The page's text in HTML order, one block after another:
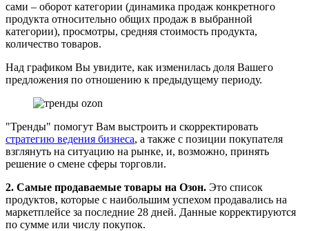
сами – оборот категории (динамика продаж конкретного
продукта относительно общих продаж в выбранной
категории), просмотры, средняя стоимость продукта,
количество товаров.
Над графиком Вы увидите, как изменилась доля Вашего
предложения по отношению к предыдущему периоду.
"Тренды" помогут Вам выстроить и скорректировать
стратегию ведения бизнеса, а также с позиции покупателя
взглянуть на ситуацию на рынке, и, возможно, принять
решение о смене сферы торговли.
2. Самые продаваемые товары на Озон. Это список
продуктов, которые с наибольшим успехом продавались на
маркетплейсе за последние 28 дней. Данные корректируются
по сумме или числу покупок.